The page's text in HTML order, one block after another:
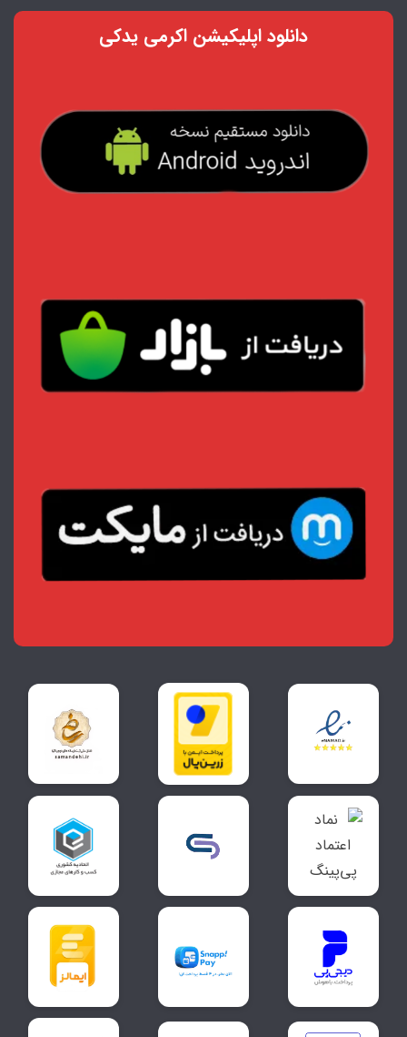
دانلود اپلیکیشن اکرمی یدکی